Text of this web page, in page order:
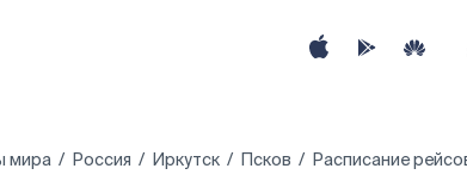
мира Россия Иркутск Псков Расписание